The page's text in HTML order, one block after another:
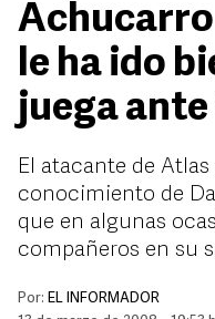
le ha ido
juega ante
El atacante de
conocimiento de
que en algunas
compañeros en su
Por: EL INFORMADOR